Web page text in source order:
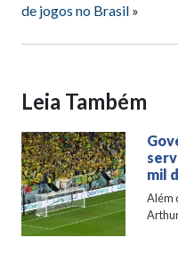
de jogos no Brasil »
Leia Também
mil
Além